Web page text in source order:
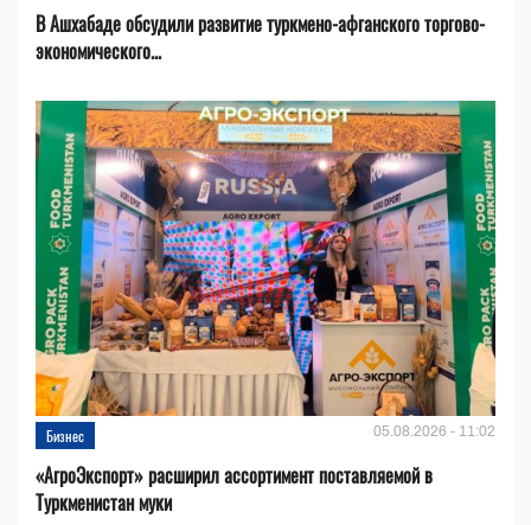
В Ашхабаде обсудили развитие туркмено-афганского торгово-
экономического...
Бизнес 05.08.2026 - 11:02
«АгроЭкспорт» расширил ассортимент поставляемой в
Туркменистан муки